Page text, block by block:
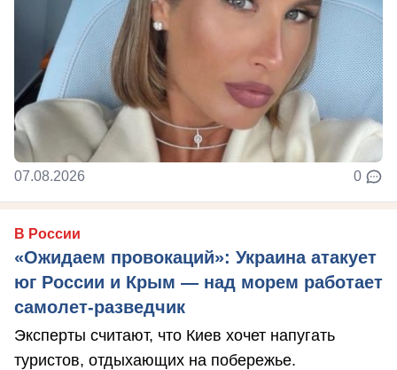
07.08.2026 0
В России
«Ожидаем провокаций»: Украина атакует
юг России и Крым — над морем работает
самолет-разведчик
Эксперты считают, что Киев хочет напугать
туристов, отдыхающих на побережье.